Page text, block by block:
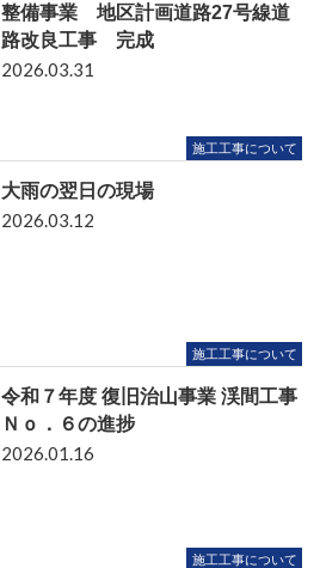
整備事業 地区計画道路27号線道
路改良工事 完成
施工工事について
2026.03.31
大雨の翌日の現場
施工工事について
2026.03.12
令和７年度 復旧治山事業 渓間工事
Ｎｏ．６の進捗
施工工事について
2026.01.16